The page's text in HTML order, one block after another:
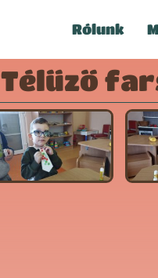
Rólunk
Télűző